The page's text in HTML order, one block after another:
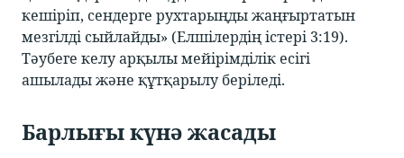
кешіріп, сендерге рухтарыңды жаңғыртатын
мезгілді сыйлайды» (Елшілердің істері 3:19).
Тәубеге келу арқылы мейірімділік есігі
ашылады және құтқарылу беріледі.
Барлығы күнә жасады